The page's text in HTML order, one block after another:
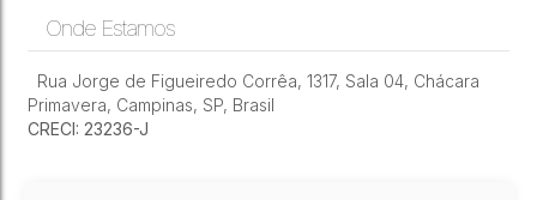
Onde Estamos
Rua Jorge de Figueiredo Corrêa, 1317, Sala 04, Chácara
Primavera, Campinas, SP, Brasil
CRECI: 23236-J